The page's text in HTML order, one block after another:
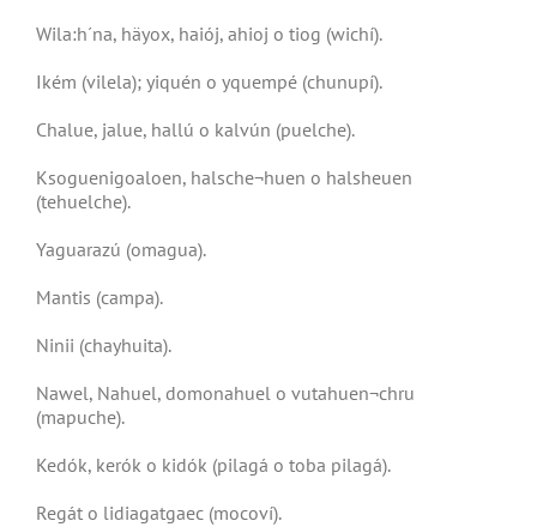
Wila:h´na, häyox, haiój, ahioj o tiog (wichí).
Ikém (vilela); yiquén o yquempé (chunupí).
Chalue, jalue, hallú o kalvún (puelche).
Ksoguenigoaloen, halsche¬huen o halsheuen
(tehuelche).
Yaguarazú (omagua).
Mantis (campa).
Ninii (chayhuita).
Nawel, Nahuel, domonahuel o vutahuen¬chru
(mapuche).
Kedók, kerók o kidók (pilagá o toba pilagá).
Regát o lidiagatgaec (mocoví).